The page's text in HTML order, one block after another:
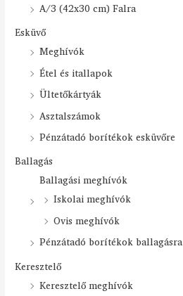
A/3 (42x30 cm) Falra
Esküvő
Meghívók
Étel és itallapok
Ültetőkártyák
Asztalszámok
Pénzátadó borítékok esküvőre
Ballagás
Ballagási meghívók
Iskolai meghívók
Ovis meghívók
Pénzátadó borítékok ballagásra
Keresztelő
Keresztelő meghívók